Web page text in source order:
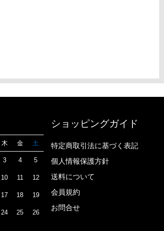
木 金 土
3 4 5
10 11 12
17 18 19
24 25 26
ショッピングガイド
特定商取引法に基づく表記
個人情報保護方針
送料について
会員規約
お問合せ